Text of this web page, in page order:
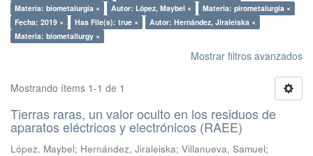
Materia: biometalurgia ×
Autor: López, Maybel ×
Materia: pirometalurgia ×
Fecha: 2019 ×
Has File(s): true ×
Autor: Hernández, Jiraleiska ×
Materia: biometallurgy ×
Mostrar filtros avanzados
Mostrando ítems 1-1 de 1
Tierras raras, un valor oculto en los residuos de
aparatos eléctricos y electrónicos (RAEE)
López, Maybel; Hernández, Jiraleiska; Villanueva, Samuel;